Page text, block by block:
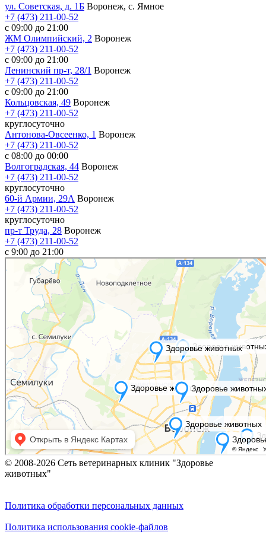
ул. Советская, д. 1Б Воронеж, с. Ямное
+7 (473) 211-00-52
с 09:00 до 21:00
ЖМ Олимпийский, 2 Воронеж
+7 (473) 211-00-52
с 09:00 до 21:00
Ленинский пр-т, 28/1 Воронеж
+7 (473) 211-00-52
с 09:00 до 21:00
Кольцовская, 49 Воронеж
+7 (473) 211-00-52
круглосуточно
Антонова-Овсеенко, 1 Воронеж
+7 (473) 211-00-52
с 08:00 до 00:00
Волгоградская, 44 Воронеж
+7 (473) 211-00-52
круглосуточно
60-й Армии, 29А Воронеж
+7 (473) 211-00-52
круглосуточно
пр-т Труда, 28 Воронеж
+7 (473) 211-00-52
c 9:00 до 21:00
© 2008-2026 Сеть ветеринарных клиник "Здоровье
животных"
Политика обработки персональных данных
Политика использования cookie-файлов